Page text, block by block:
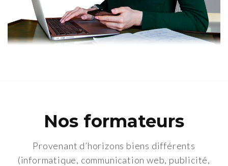
Nos formateurs
Provenant d’horizons biens différents
(informatique, communication web, publicité,